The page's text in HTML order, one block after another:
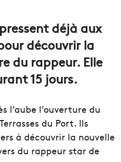
déjà aux
découvrir la
du rappeur. Elle
15 jours.
l’aube l’ouverture du
du Port. Ils
à découvrir la nouvelle
du rappeur star de